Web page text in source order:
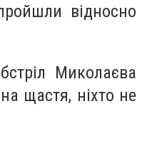
відносно
Миколаєва
щастя, ніхто не